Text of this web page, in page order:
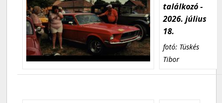
találkozó -
2026. július
18.
fotó: Tüskés
Tibor